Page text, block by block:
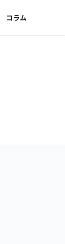
コラム
インタビュー